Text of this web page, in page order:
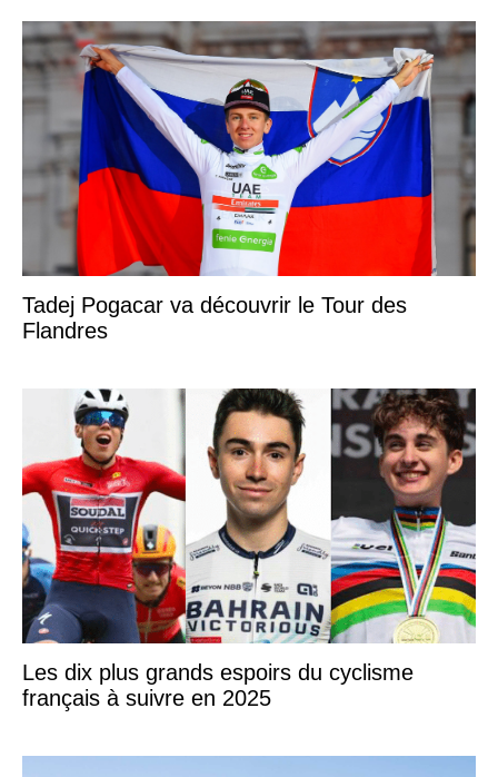
Tadej Pogacar va découvrir le Tour des
Flandres
Les dix plus grands espoirs du cyclisme
français à suivre en 2025